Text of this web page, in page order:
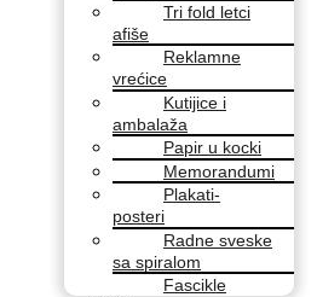
Tri fold letci
afiše
Reklamne
vrećice
Kutijice i
ambalaža
Papir u kocki
Memorandumi
Plakati-
posteri
Radne sveske
sa spiralom
Fascikle